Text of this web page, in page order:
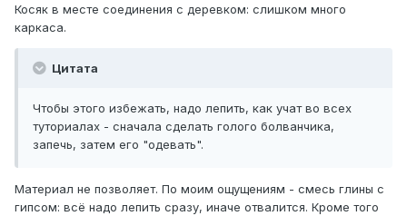
Косяк в месте соединения с деревком: слишком много
каркаса.
Цитата
Чтобы этого избежать, надо лепить, как учат во всех
туториалах - сначала сделать голого болванчика,
запечь, затем его "одевать".
Материал не позволяет. По моим ощущениям - смесь глины с
гипсом: всё надо лепить сразу, иначе отвалится. Кроме того